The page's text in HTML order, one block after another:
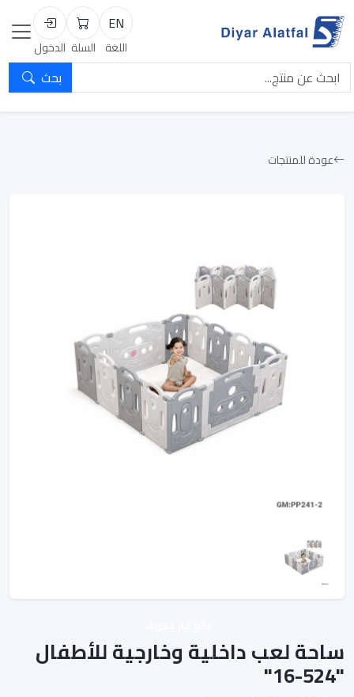
EN
اللغة
السلة
السلة
تسجيل
الدخول
بحث
عودة للمنتجات
ساحة لعب داخلية وخارجية للأطفال
"524-16"